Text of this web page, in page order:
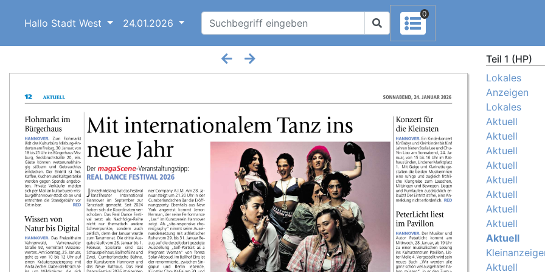
Hallo Stadt West 24.01.2026
0
Teil 1 (HP)
Lokales
Anzeigen
Lokales
Aktuell
Aktuell
Aktuell
Aktuell
Aktuell
Aktuell
Aktuell
Aktuell
Aktuell
Aktuell